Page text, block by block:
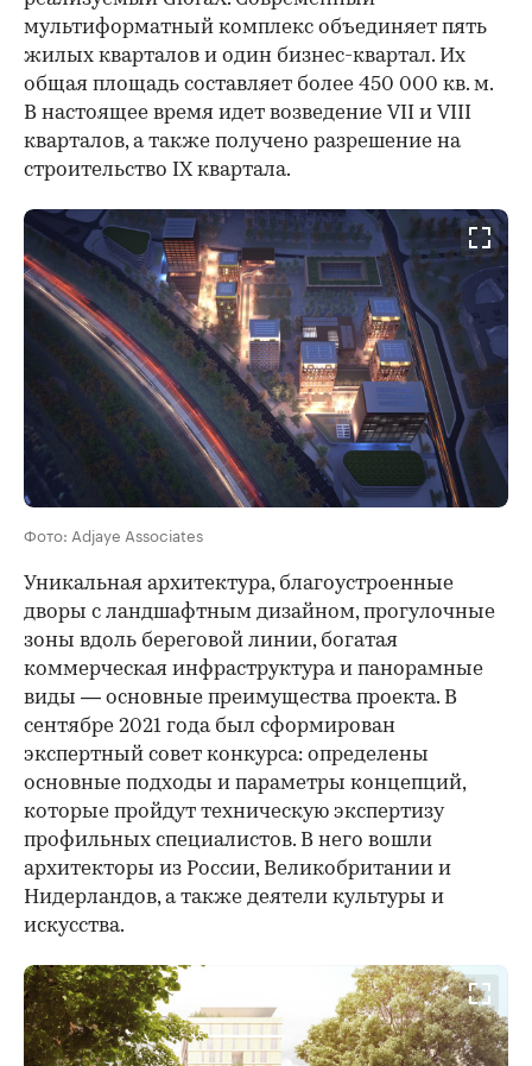
мультиформатный комплекс объединяет пять
жилых кварталов и один бизнес-квартал. Их
общая площадь составляет более 450 000 кв. м.
В настоящее время идет возведение VII и VIII
кварталов, а также получено разрешение на
строительство IX квартала.
Фото: Adjaye Associates
Уникальная архитектура, благоустроенные
дворы с ландшафтным дизайном, прогулочные
зоны вдоль береговой линии, богатая
коммерческая инфраструктура и панорамные
виды — основные преимущества проекта. В
сентябре 2021 года был сформирован
экспертный совет конкурса: определены
основные подходы и параметры концепций,
которые пройдут техническую экспертизу
профильных специалистов. В него вошли
архитекторы из России, Великобритании и
Нидерландов, а также деятели культуры и
искусства.